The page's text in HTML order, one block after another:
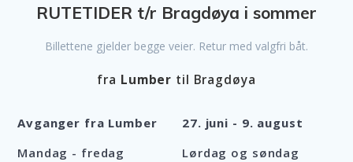
RUTETIDER t/r Bragdøya i sommer
Billettene gjelder begge veier. Retur med valgfri båt.
fra Lumber til Bragdøya
Avganger fra Lumber
27. juni - 9. august
Mandag - fredag
Lørdag og søndag